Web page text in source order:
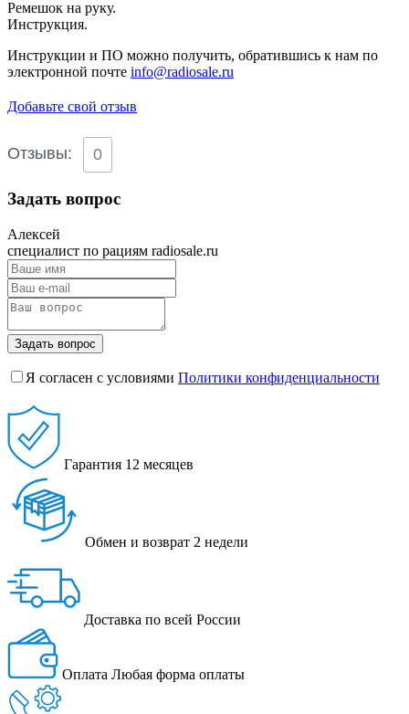
Ремешок на руку.
Инструкция.
Инструкции и ПО можно получить, обратившись к нам по
электронной почте info@radiosale.ru
Добавьте свой отзыв
Отзывы: 0
Задать вопрос
Алексей
специалист по рациям radiosale.ru
Задать вопрос
Я согласен с условиями Политики конфиденциальности
Гарантия 12 месяцев
Обмен и возврат 2 недели
Доставка по всей России
Оплата Любая форма оплаты